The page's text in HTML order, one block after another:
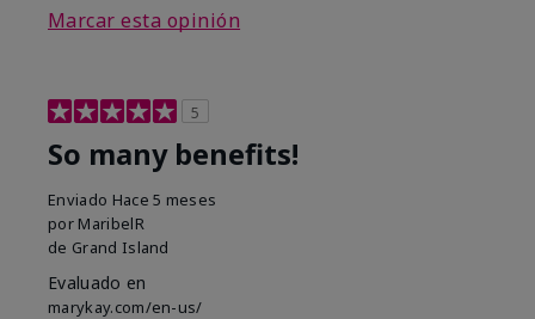
Marcar esta opinión
5
So many benefits!
Enviado Hace 5 meses
por MaribelR
de Grand Island
Evaluado en
marykay.com/en-us/